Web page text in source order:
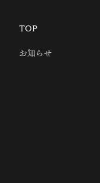
TOP
お知らせ